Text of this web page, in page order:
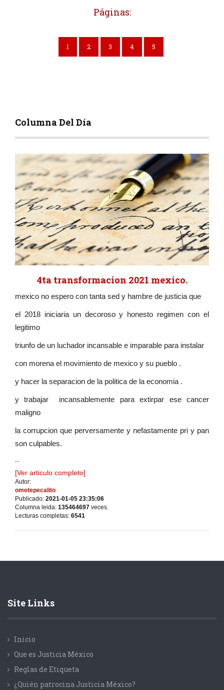
Páginas:
1 2 3 4 5
Columna Del Día
4ta transformacion 2021 mexico.
mexico no espero con tanta sed y hambre de justicia que
el 2018 iniciaria un decoroso y honesto regimen con el
legitimo
triunfo de un luchador incansable e imparable para instalar
con morena el movimiento de mexico y su pueblo .
y hacer la separacion de la politica de la economia .
y trabajar incansablemente para extirpar ese cancer
maligno
la corrupcion que perversamente y nefastamente pri y pan
son culpables.
...
[Ver articulo completo]
Autor:
ometepecalito
Publicado: 2021-01-05 23:35:06
Columna leida: 135464697 veces.
Lecturas completas: 6541
Site Links
Inicio
Que es Justicia México
Reglas de Etiqueta
¿Quién patrocina Justicia México?